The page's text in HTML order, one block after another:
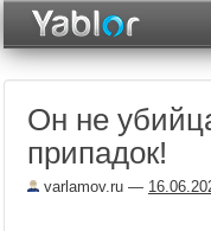
Он не
припадок!
varlamov.ru —